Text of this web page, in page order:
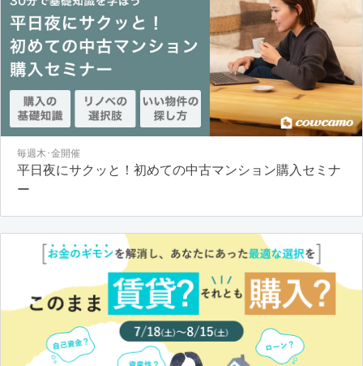
毎週木･金開催
平日夜にサクッと！初めての中古マンション購入セミナ
ー